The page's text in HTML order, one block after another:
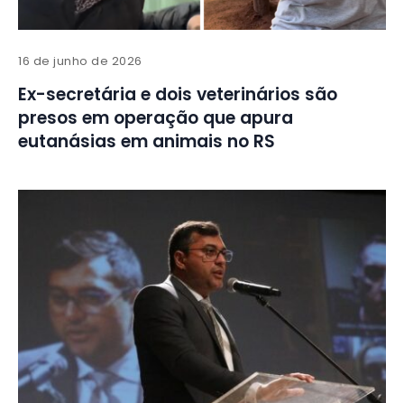
16 de junho de 2026
Ex-secretária e dois veterinários são
presos em operação que apura
eutanásias em animais no RS